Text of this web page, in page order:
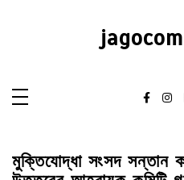
মুক্তিযোদ্ধা সংসদ সন্তান